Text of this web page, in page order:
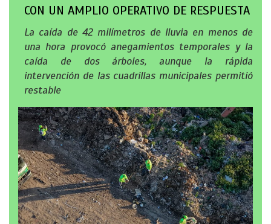
CON UN AMPLIO OPERATIVO DE RESPUESTA
La caída de 42 milímetros de lluvia en menos de
una hora provocó anegamientos temporales y la
caída de dos árboles, aunque la rápida
intervención de las cuadrillas municipales permitió
restable